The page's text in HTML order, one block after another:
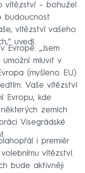
vítězství – bohužel
budoucnost
vítězství vašeho
uvedl.
Evropě. „Jsem
mluvit v
(myšleno EU)
Vaše vítězství
Evropu, kde
zemích
Visegrádské
i premiér
vítězství.
bude aktivněji